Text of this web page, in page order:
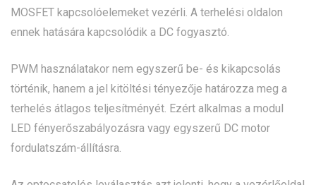
MOSFET kapcsolóelemeket vezérli. A terhelési oldalon
ennek hatására kapcsolódik a DC fogyasztó.
PWM használatakor nem egyszerű be- és kikapcsolás
történik, hanem a jel kitöltési tényezője határozza meg a
terhelés átlagos teljesítményét. Ezért alkalmas a modul
LED fényerőszabályozásra vagy egyszerű DC motor
fordulatszám-állításra.